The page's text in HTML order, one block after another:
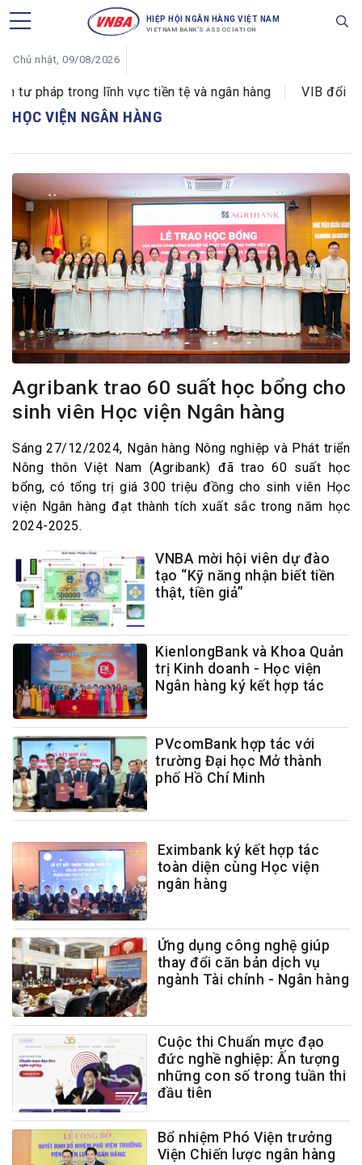
HIỆP HỘI NGÂN HÀNG VIỆT NAM
VIETNAM BANK'S ASSOCIATION
Chủ nhật, 09/08/2026
pháp trong lĩnh vực tiền tệ và ngân hàng VIB đổi tên
HỌC VIỆN NGÂN HÀNG
Agribank trao 60 suất học bổng cho
sinh viên Học viện Ngân hàng
Sáng 27/12/2024, Ngân hàng Nông nghiệp và Phát triển
Nông thôn Việt Nam (Agribank) đã trao 60 suất học
bổng, có tổng trị giá 300 triệu đồng cho sinh viên Học
viện Ngân hàng đạt thành tích xuất sắc trong năm học
2024-2025.
VNBA mời hội viên dự đào
tạo “Kỹ năng nhận biết tiền
thật, tiền giả”
KienlongBank và Khoa Quản
trị Kinh doanh - Học viện
Ngân hàng ký kết hợp tác
PVcomBank hợp tác với
trường Đại học Mở thành
phố Hồ Chí Minh
Eximbank ký kết hợp tác
toàn diện cùng Học viện
ngân hàng
Ứng dụng công nghệ giúp
thay đổi căn bản dịch vụ
ngành Tài chính - Ngân hàng
Cuộc thi Chuẩn mực đạo
đức nghề nghiệp: Ấn tượng
những con số trong tuần thi
đầu tiên
Bổ nhiệm Phó Viện trưởng
Viện Chiến lược ngân hàng